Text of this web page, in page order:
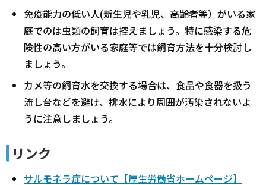
免疫能力の低い人(新生児や乳児、高齢者等）がいる家
庭でのは虫類の飼育は控えましょう。特に感染する危
険性の高い方がいる家庭等では飼育方法を十分検討し
ましょう。
カメ等の飼育水を交換する場合は、食品や食器を扱う
流し台などを避け、排水により周囲が汚染されないよ
うに注意しましょう。
リンク
サルモネラ症について【厚生労働省ホームページ】